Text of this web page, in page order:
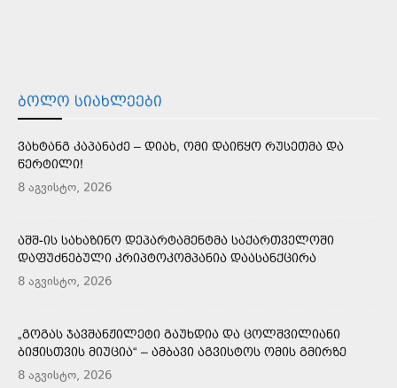
ᲑᲝᲚᲝ ᲡᲘᲐᲮᲚᲔᲔᲑᲘ
ᲕᲐᲮᲢᲐᲜᲒ ᲙᲐᲞᲐᲜᲐᲫᲔ – ᲓᲘᲐᲮ, ᲝᲛᲘ ᲓᲐᲘᲬᲧᲝ ᲠᲣᲡᲔᲗᲛᲐ ᲓᲐ
ᲬᲔᲠᲢᲘᲚᲘ!
8 აგვისტო, 2026
ᲐᲨᲨ-ᲘᲡ ᲡᲐᲮᲐᲖᲘᲜᲝ ᲓᲔᲞᲐᲠᲢᲐᲛᲔᲜᲢᲛᲐ ᲡᲐᲥᲐᲠᲗᲕᲔᲚᲝᲨᲘ
ᲓᲐᲤᲣᲫᲜᲔᲑᲣᲚᲘ ᲙᲠᲘᲞᲢᲝᲙᲝᲛᲞᲐᲜᲘᲐ ᲓᲐᲐᲡᲐᲜᲥᲪᲘᲠᲐ
8 აგვისტო, 2026
„ᲒᲝᲒᲐᲡ ᲯᲐᲕᲨᲐᲜᲟᲘᲚᲔᲢᲘ ᲒᲐᲣᲮᲓᲘᲐ ᲓᲐ ᲪᲝᲚᲨᲕᲘᲚᲘᲐᲜᲘ
ᲑᲘᲭᲘᲡᲗᲕᲘᲡ ᲛᲘᲣᲪᲘᲐ“ – ᲐᲛᲑᲐᲕᲘ ᲐᲒᲕᲘᲡᲢᲝᲡ ᲝᲛᲘᲡ ᲒᲛᲘᲠᲖᲔ
8 აგვისტო, 2026